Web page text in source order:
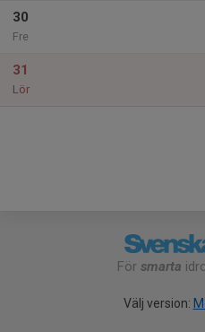
30
Fre
31
Lör
För smarta
Välj version: